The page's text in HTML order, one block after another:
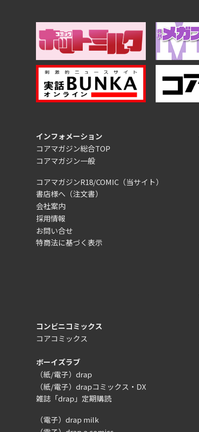
インフォメーション
コアマガジン総合TOP
コアマガジン一般
コアマガジンR18/COMIC（当サイト）
書店様へ（注文書）
会社案内
採用情報
お問い合せ
特商法に基づく表示
コンビニコミックス
コアコミックス
ボーイズラブ
（紙/電子）drap
（紙/電子）drapコミックス・DX
雑誌「drap」定期購読
（電子）drap milk